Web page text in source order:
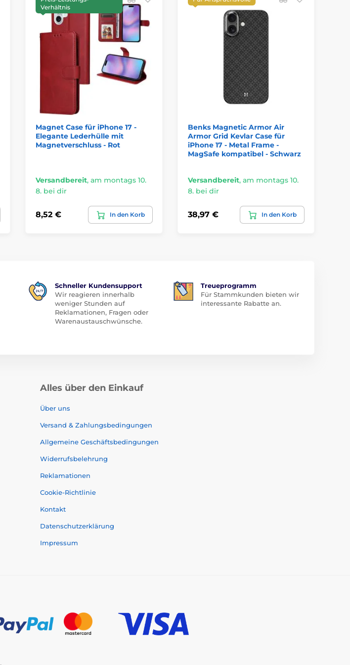
Verhältnis
Magnet Case für iPhone 17 -
Elegante Lederhülle mit
Magnetverschluss - Rot
Versandbereit, am montags 10.
8. bei dir
8,52 € In den Korb
Benks Magnetic Armor Air
Armor Grid Kevlar Case für
iPhone 17 - Metal Frame -
MagSafe kompatibel - Schwarz
Versandbereit, am montags 10.
8. bei dir
38,97 € In den Korb
Schneller Kundensupport
Wir reagieren innerhalb
weniger Stunden auf
Reklamationen, Fragen oder
Warenaustauschwünsche.
Treueprogramm
Für Stammkunden bieten wir
interessante Rabatte an.
Alles über den Einkauf
Über uns
Versand & Zahlungsbedingungen
Allgemeine Geschäftsbedingungen
Widerrufsbelehrung
Reklamationen
Cookie-Richtlinie
Kontakt
Datenschutzerklärung
Impressum